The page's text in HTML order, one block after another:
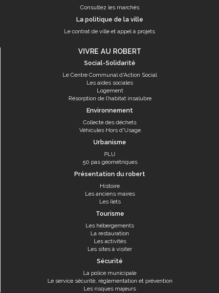
Consultez les marchés
La politique de la ville
Le contrat de ville et appel à projets
VIVRE AU ROBERT
Social-Solidarité
Le Centre Communal d'Action Social
Les aides sociales
Logement
Résorption de l’habitat insalubre
Environnement
Collecte des déchets
Véhicules Hors d'Usage
Urbanisme
PLU
50 pas géométriques
Présentation du robert
Histoire
Les anciens maires
Les îlets
Tourisme
Les hébergements
La restauration
Les activités
Les sites à visiter
Sécurité
La police municipale
Le service sécurité, réglementation et prévention
Les risques majeurs